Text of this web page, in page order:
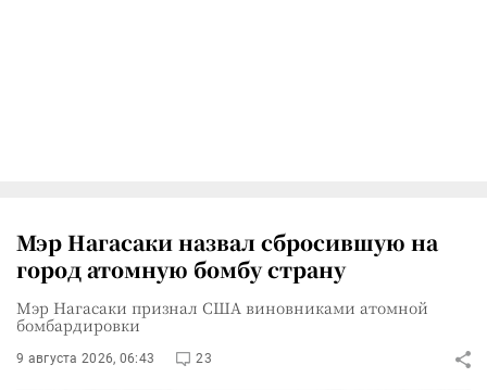
Мэр Нагасаки назвал сбросившую на
город атомную бомбу страну
Мэр Нагасаки признал США виновниками атомной
бомбардировки
9 августа 2026, 06:43 23